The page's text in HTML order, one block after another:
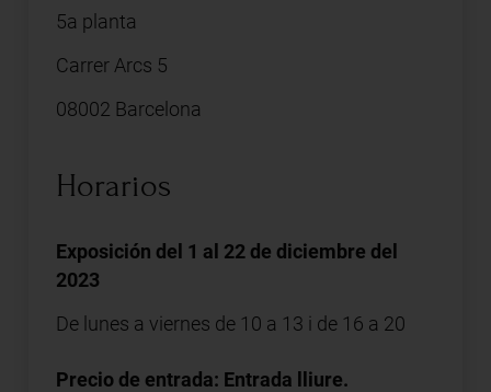
5a planta
Carrer Arcs 5
08002 Barcelona
Horarios
Exposición del 1 al 22 de diciembre del
2023
De lunes a viernes de 10 a 13 i de 16 a 20
Precio de entrada: Entrada lliure.